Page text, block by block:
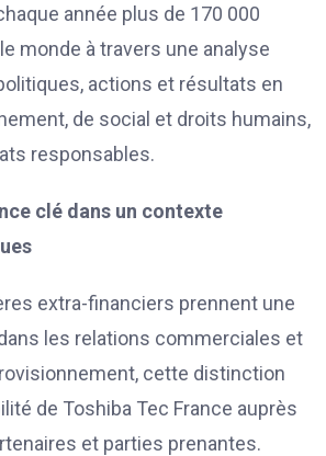
année plus de 170 000
monde à travers une analyse
actions et résultats en
de social et droits humains,
responsables.
clé dans un contexte
extra-financiers prennent une
les relations commerciales et
cette distinction
de Toshiba Tec France auprès
et parties prenantes.